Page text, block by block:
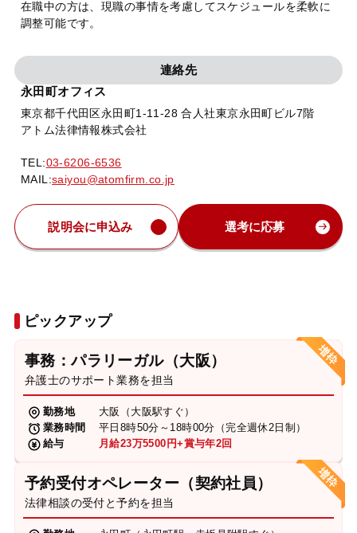
在職中の方は、現職の事情を考慮してスケジュールを柔軟に
調整可能です。
連絡先
永田町オフィス
東京都千代田区永田町1-11-28 合人社東京永田町ビル7階
アトム法律情報株式会社
TEL:03-6206-6536
MAIL:saiyou@atomfirm.co.jp
説明会に申込み 選考に応募
ピックアップ
事務：パラリーガル（大阪）
弁護士のサポート業務を担当
勤務地
大阪（大阪駅すぐ）
業務時間
平日8時50分～18時00分（完全週休2日制）
給与
月給23万5500円+賞与年2回
予約受付オペレーター（契約社員）
法律相談の受付と予約を担当